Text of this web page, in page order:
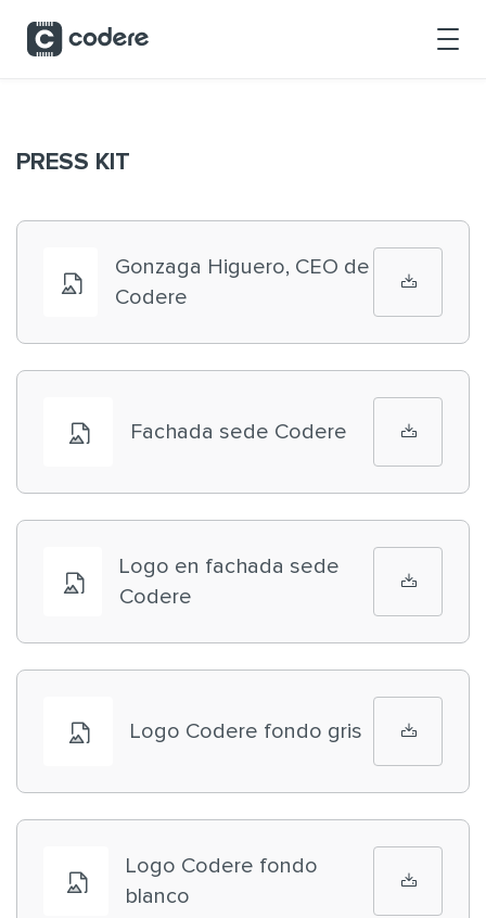
PRESS KIT
Gonzaga Higuero, CEO de
Codere
Fachada sede Codere
Logo en fachada sede
Codere
Logo Codere fondo gris
Logo Codere fondo
blanco